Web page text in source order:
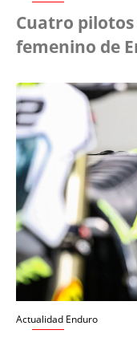
Cuatro pilotos
femenino de
Actualidad Enduro